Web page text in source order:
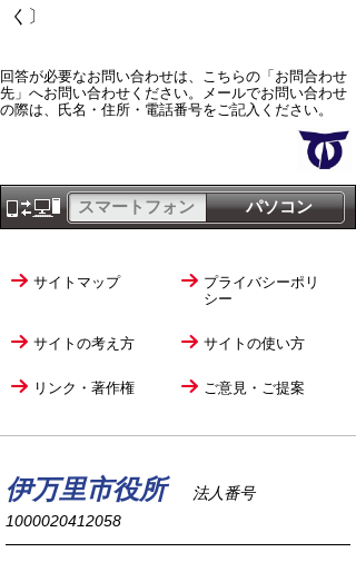
く〕
回答が必要なお問い合わせは、こちらの「お問合わせ
先」へお問い合わせください。メールでお問い合わせ
の際は、氏名・住所・電話番号をご記入ください。
パソコン
スマートフォン
サイトマップ
プライバシーポリ
シー
サイトの考え方 サイトの使い方
リンク・著作権 ご意見・ご提案
伊万里市役所
法人番号
1000020412058